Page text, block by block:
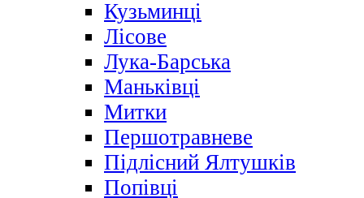
Кузьминці
Лісове
Лука-Барська
Маньківці
Митки
Першотравневе
Підлісний Ялтушків
Попівці